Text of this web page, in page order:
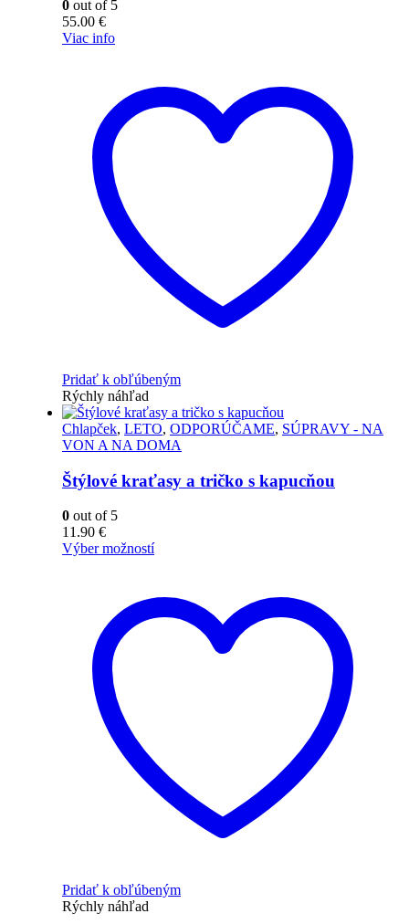
0 out of 5
55.00 €
Viac info
Pridať k obľúbeným
Rýchly náhľad
Chlapček, LETO, ODPORÚČAME, SÚPRAVY - NA
VON A NA DOMA
Štýlové kraťasy a tričko s kapucňou
0 out of 5
11.90 €
Výber možností
Pridať k obľúbeným
Rýchly náhľad